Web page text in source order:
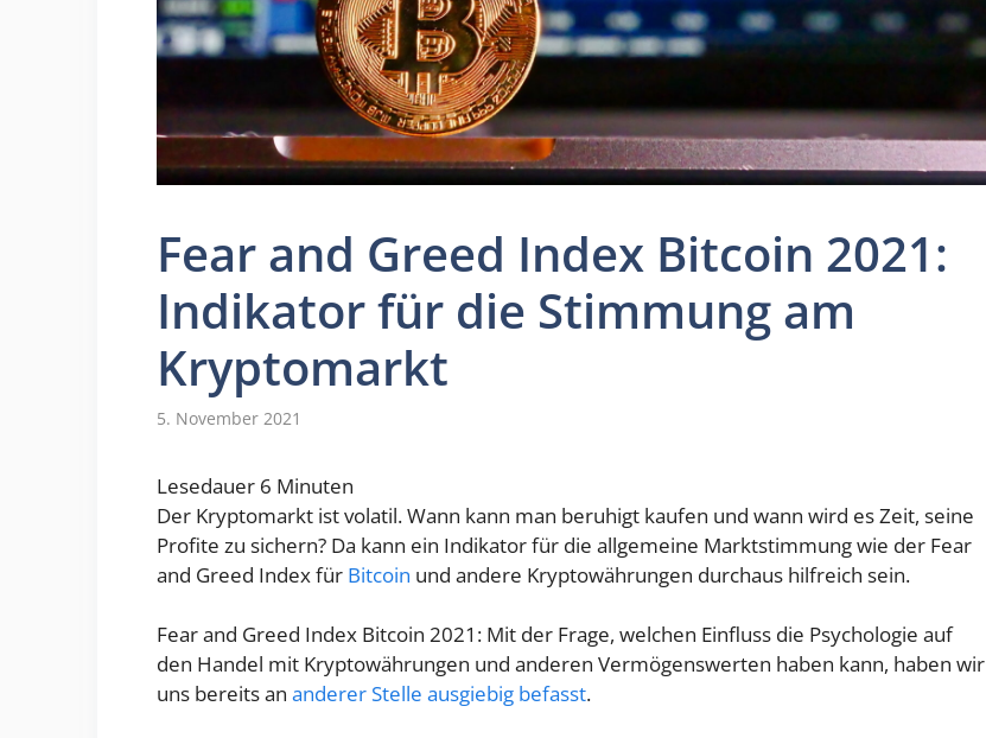
Fear and Greed Index Bitcoin 2021:
Indikator für die Stimmung am
Kryptomarkt
5. November 2021
Lesedauer 6 Minuten
Der Kryptomarkt ist volatil. Wann kann man beruhigt kaufen und wann wird es Zeit, seine
Profite zu sichern? Da kann ein Indikator für die allgemeine Marktstimmung wie der Fear
and Greed Index für Bitcoin und andere Kryptowährungen durchaus hilfreich sein.
Fear and Greed Index Bitcoin 2021: Mit der Frage, welchen Einfluss die Psychologie auf
den Handel mit Kryptowährungen und anderen Vermögenswerten haben kann, haben wir
uns bereits an anderer Stelle ausgiebig befasst.